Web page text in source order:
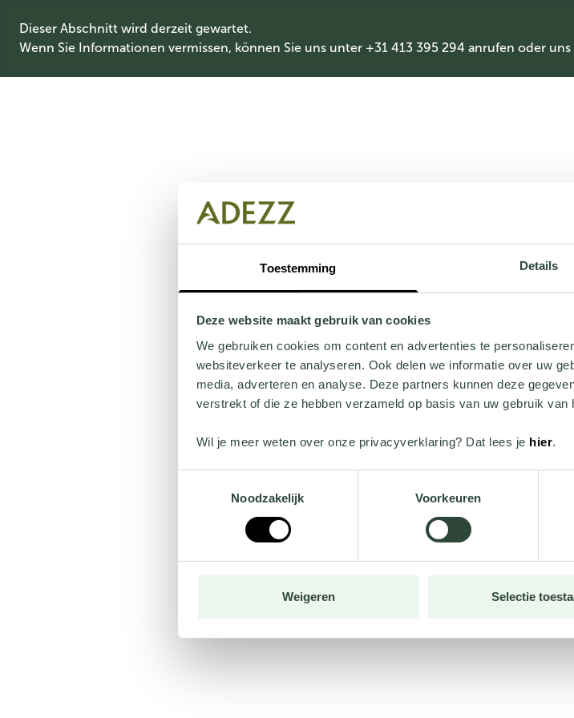
Toestemming Details
Deze website maakt gebruik van cookies
We gebruiken cookies om content en advertenties te
websiteverkeer te analyseren. Ook delen we informatie over uw
media, adverteren en analyse. Deze partners kunnen deze
verstrekt of die ze hebben verzameld op basis van uw gebruik van
Wil je meer weten over onze privacyverklaring? Dat lees je hier.
Noodzakelijk
Voorkeuren
Weigeren Selectie
Dieser Abschnitt wird derzeit gewartet.
Wenn Sie Informationen vermissen, können Sie uns unter +31 413 395 294 anrufen oder